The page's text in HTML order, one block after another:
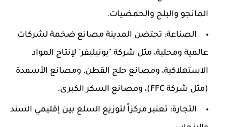
المانجو والبلح والحمضيات.
الصناعة: تحتضن المدينة مصانع ضخمة لشركات
عالمية ومحلية، مثل شركة "يونيليفر" لإنتاج المواد
الاستهلاكية، ومصانع حلج القطن، ومصانع الأسمدة
(مثل شركة FFC)، ومصانع السكر الكبرى.
التجارة: تعتبر مركزاً لتوزيع السلع بين إقليمي السند